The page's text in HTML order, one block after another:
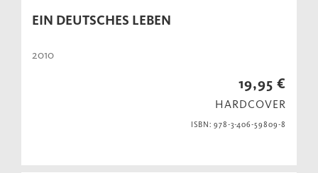
EIN DEUTSCHES LEBEN
2010
19,95 €
HARDCOVER
ISBN: 978-3-406-59809-8